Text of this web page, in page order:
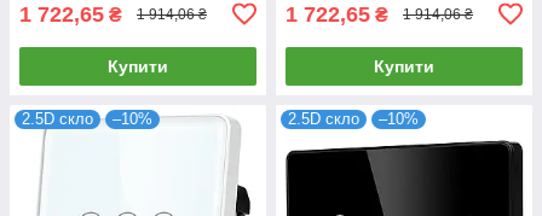
1 722,65 ₴ 1 914,06 ₴
Купити
1 722,65 ₴ 1 914,06 ₴
Купити
2.5D скло –10% 2.5D скло –10%